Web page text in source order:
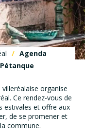
Agenda
organise
Ce rendez-vous de
estivales et offre aux
de se promener et
commune.